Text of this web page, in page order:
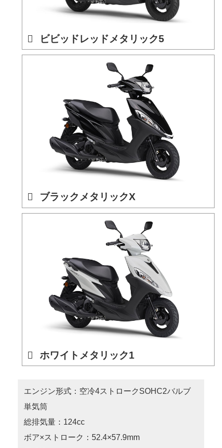
ビビッドレッドメタリック5
ブラックメタリックX
ホワイトメタリック1
エンジン形式：空冷4ストロークSOHC2バルブ
単気筒
総排気量：124cc
ボア×ストローク：52.4×57.9mm